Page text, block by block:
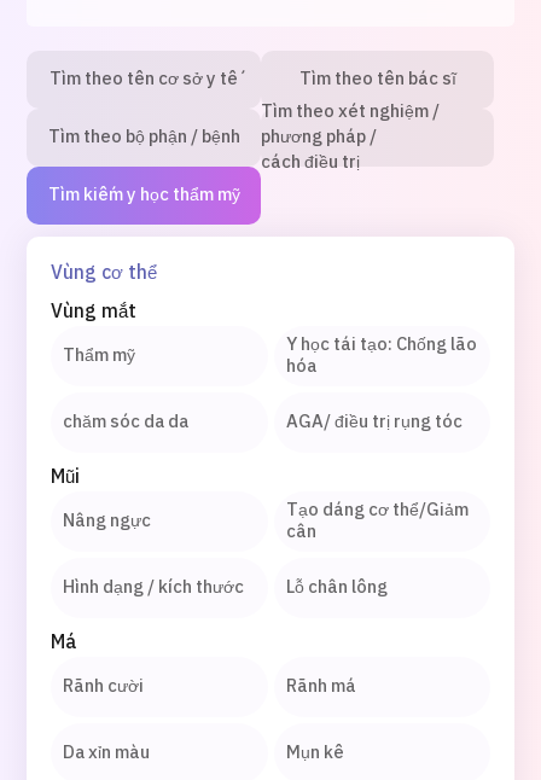
TOP
Giới thiệu
Về Japan Medical
Quy trình khám chữa bệnh
Chương trình
Tìm theo bộ phận / bệnh
Tìm theo xét nghiệm / phương pháp /
Tìm kiếm y học thẩm mỹ
Nội dung nổi bật
Tìm theo tên cơ sở y tế Tìm theo tên bác sĩ
Tìm theo bộ phận / bệnh
Tìm theo xét nghiệm /
phương pháp /
cách điều trị
Tìm kiếm y học thẩm mỹ
Vùng cơ thể
Vùng mắt
Thẩm mỹ
Y học tái tạo: Chống lão
hóa
chăm sóc da da AGA/ điều trị rụng tóc
Mũi
Nâng ngực
Tạo dáng cơ thể/Giảm
cân
Hình dạng / kích thước Lỗ chân lông
Má
Rãnh cười Rãnh má
Da xỉn màu Mụn kê